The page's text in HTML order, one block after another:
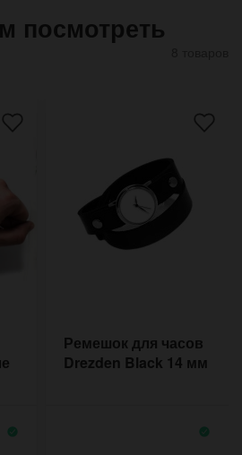
посмотреть
Ремешок для часов
Drezden Black 14 мм